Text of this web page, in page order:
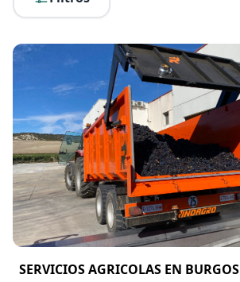
SERVICIOS AGRICOLAS EN BURGOS